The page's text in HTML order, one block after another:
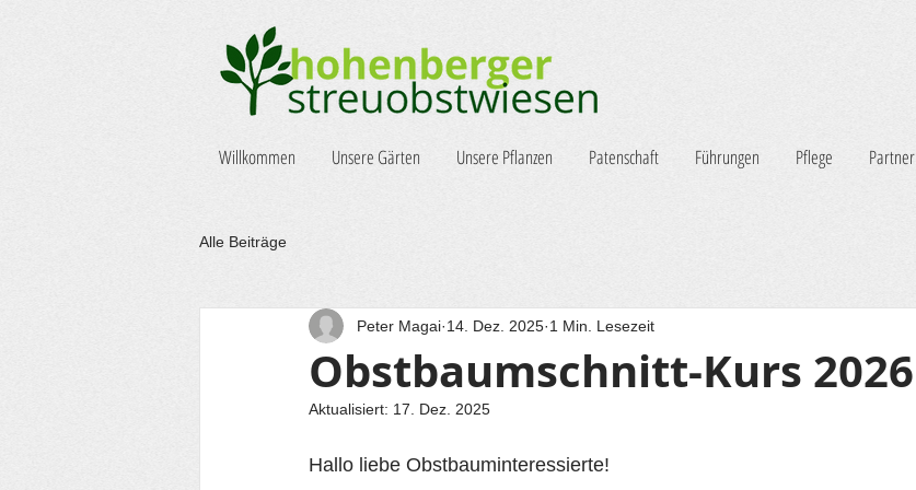
Willkommen Unsere Gärten Unsere Pflanzen Patenschaft Führungen Pflege Partner
Alle Beiträge
Obstbaumschnitt-Kurs 2026
Peter Magai 14. Dez. 2025 1 Min. Lesezeit
Aktualisiert: 17. Dez. 2025
Hallo liebe Obstbauminteressierte!